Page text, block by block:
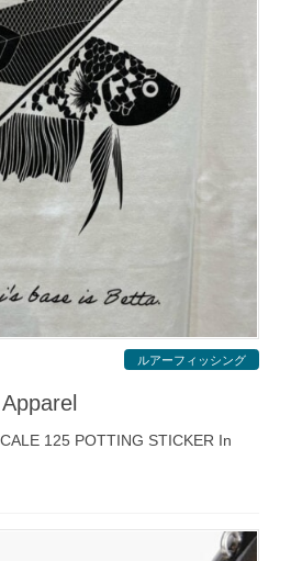
ルアーフィッシング
125 POTTING STICKER In